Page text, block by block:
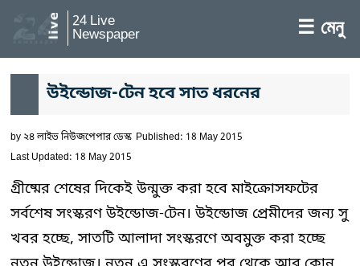
24 Live
Newspaper ☰ মেনু
উইন্ডোজ-টেন হবে সাত ধরনের
by২৪ লাইভ নিউজপেপার ডেস্ক Published: 18 May 2015
Last Updated: 18 May 2015
গ্রীষ্মের শেষের দিকেই উন্মুক্ত করা হবে মাইক্রোসফটের
সর্বশেষ সংস্করণ উইন্ডোজ-টেন। উইন্ডোজ প্রেমীদের জন্য সু
খবর হচ্ছে, সাতটি আলাদা সংস্করণে অবমুক্ত করা হচ্ছে